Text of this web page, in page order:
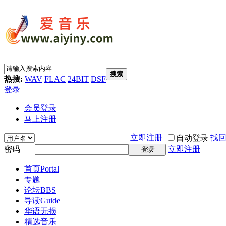
热搜: WAV FLAC 24BIT DSF
搜索
登录
会员登录
马上注册
立即注册 自动登录 找
密码
登录 立即注册
首页Portal
专题
论坛BBS
导读Guide
华语无损
精选音乐